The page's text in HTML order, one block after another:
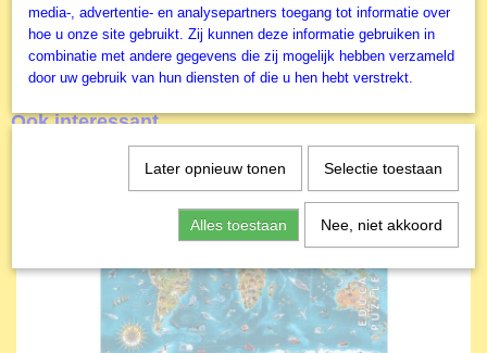
3663384006418
Productcode leverancier
Grafika
Ook interessant
media-, advertentie- en analysepartners toegang tot informatie over
hoe u onze site gebruikt. Zij kunnen deze informatie gebruiken in
combinatie met andere gegevens die zij mogelijk hebben verzameld
door uw gebruik van hun diensten of die u hen hebt verstrekt.
Later opnieuw tonen Selectie toestaan
Alles toestaan Nee, niet akkoord